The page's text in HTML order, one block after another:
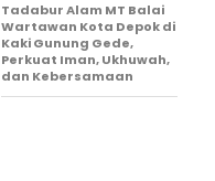
Tadabur Alam MT Balai
Wartawan Kota Depok di
Kaki Gunung Gede,
Perkuat Iman, Ukhuwah,
dan Kebersamaan